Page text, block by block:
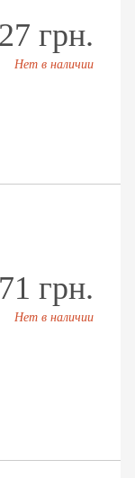
грн.
Нет в наличии
грн.
Нет в наличии